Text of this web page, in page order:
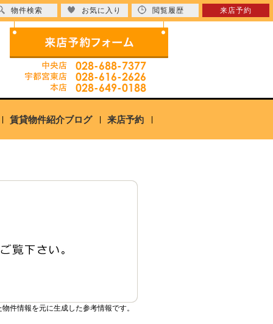
賃貸物件紹介ブログ 来店予約
物件検索 お気に入り 閲覧履歴 来店予約
件情報を元に生成した参考情報です。